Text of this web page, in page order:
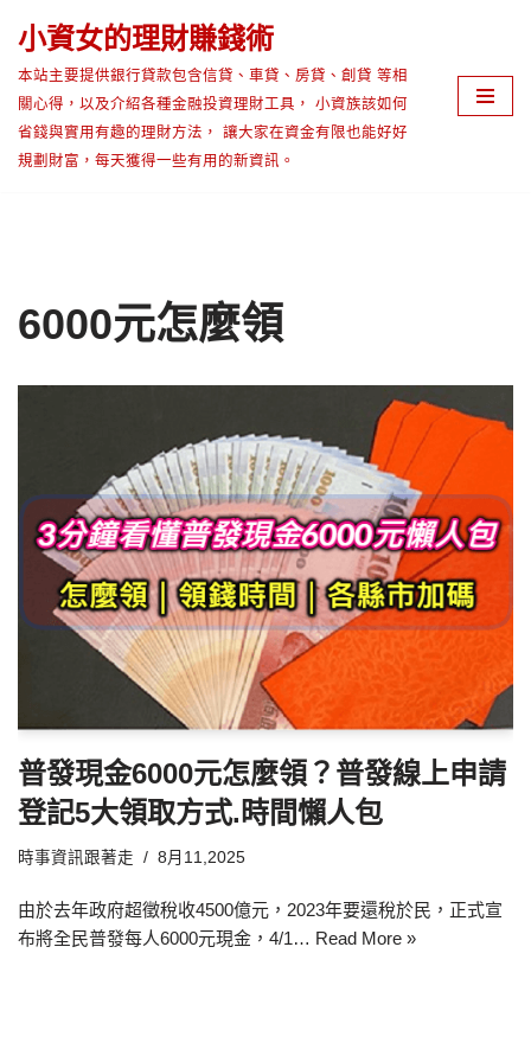
Skip
to
content
小資女的理財賺錢術
本站主要提供銀行貸款包含信貸、車貸、房貸、創貸 等相
關心得，以及介紹各種金融投資理財工具， 小資族該如何
省錢與實用有趣的理財方法， 讓大家在資金有限也能好好
規劃財富，每天獲得一些有用的新資訊。
6000元怎麼領
普發現金6000元怎麼領？普發線上申請
登記5大領取方式.時間懶人包
時事資訊跟著走 8月11,2025
由於去年政府超徵稅收4500億元，2023年要還稅於民，正式宣
布將全民普發每人6000元現金，4/1… Read More »